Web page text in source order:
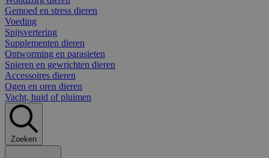
Gemoed en stress dieren
Voeding
Spijsvertering
Supplementen dieren
Ontworming en parasieten
Spieren en gewrichten dieren
Accessoires dieren
Ogen en oren dieren
Vacht, huid of pluimen
Zoeken